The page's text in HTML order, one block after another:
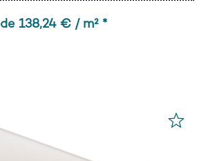
de 138,24 € / m² *